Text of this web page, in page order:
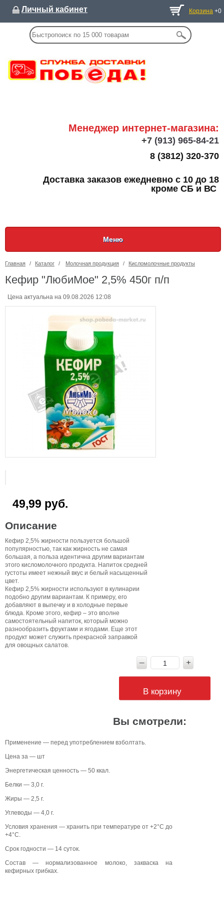
Личный кабинет Корзина +0
Менеджер интернет-магазина:
+7 (913) 965-84-21
8 (3812) 320-370
Доставка заказов ежедневно с 10 до 18
кроме СБ и ВС
Меню
Главная / Каталог / Молочная продукция / Кисломолочные продукты
Кефир "ЛюбиМое" 2,5% 450г п/п
Цена актуальна на 09.08.2026 12:08
49,99 руб.
Описание
Кефир 2,5% жирности пользуется большой
популярностью, так как жирность не самая
большая, а польза идентична другим вариантам
этого кисломолочного продукта. Напиток средней
густоты имеет нежный вкус и белый насыщенный
цвет.
Кефир 2,5% жирности используют в кулинарии
подобно другим вариантам. К примеру, его
добавляют в выпечку и в холодные первые
блюда. Кроме этого, кефир – это вполне
самостоятельный напиток, который можно
разнообразить фруктами и ягодами. Еще этот
продукт может служить прекрасной заправкой
для овощных салатов.
В корзину
Вы смотрели:
Применение — перед употреблением взболтать.
Цена за — шт
Энергетическая ценность — 50 ккал.
Белки — 3,0 г.
Жиры — 2,5 г.
Углеводы — 4,0 г.
Условия хранения — хранить при температуре от +2°С до
+4°С.
Срок годности — 14 суток.
Состав — нормализованное молоко, закваска на
кефирных грибках.